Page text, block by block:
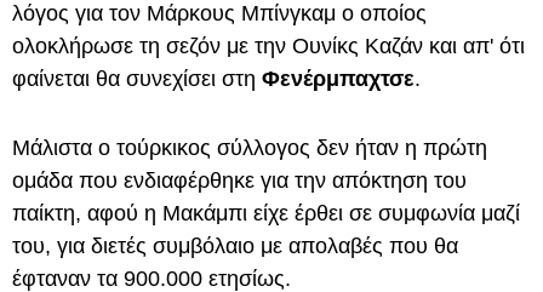
λόγος για τον Μάρκους Μπίνγκαμ ο οποίος
ολοκλήρωσε τη σεζόν με την Ουνίκς Καζάν και απ' ότι
φαίνεται θα συνεχίσει στη Φενέρμπαχτσε.
Μάλιστα ο τούρκικος σύλλογος δεν ήταν η πρώτη
ομάδα που ενδιαφέρθηκε για την απόκτηση του
παίκτη, αφού η Μακάμπι είχε έρθει σε συμφωνία μαζί
του, για διετές συμβόλαιο με απολαβές που θα
έφταναν τα 900.000 ετησίως.